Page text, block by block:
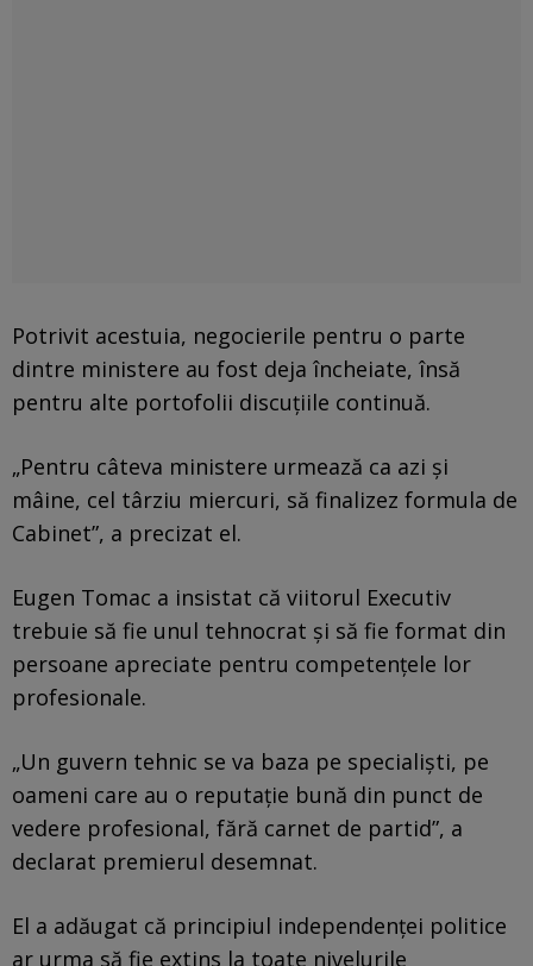
Potrivit acestuia, negocierile pentru o parte
dintre ministere au fost deja încheiate, însă
pentru alte portofolii discuțiile continuă.
„Pentru câteva ministere urmează ca azi și
mâine, cel târziu miercuri, să finalizez formula de
Cabinet”, a precizat el.
Eugen Tomac a insistat că viitorul Executiv
trebuie să fie unul tehnocrat și să fie format din
persoane apreciate pentru competențele lor
profesionale.
„Un guvern tehnic se va baza pe specialiști, pe
oameni care au o reputație bună din punct de
vedere profesional, fără carnet de partid”, a
declarat premierul desemnat.
El a adăugat că principiul independenței politice
ar urma să fie extins la toate nivelurile